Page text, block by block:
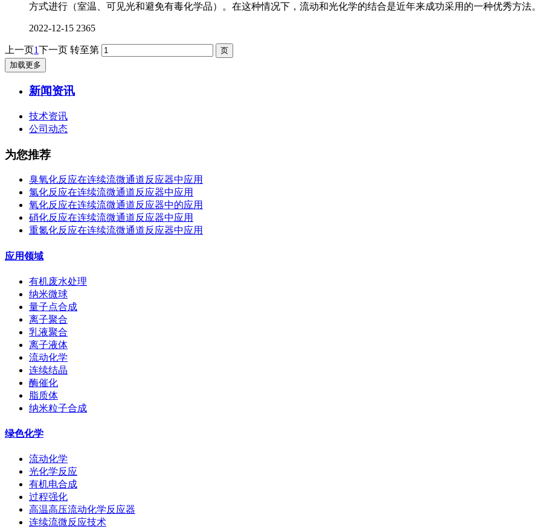
方式进行（室温、可见光和避免有毒化学品）。在这种情况下，流动和光化学的结合是近年来成功采用的一种优秀方法。
2022-12-15 2365
上一页1下一页 转至第
加载更多
新闻资讯
技术资讯
公司动态
为您推荐
臭氧化反应在连续流微通道反应器中应用
氯化反应在连续流微通道反应器中应用
氧化反应在连续流微通道反应器中的应用
硝化反应在连续流微通道反应器中应用
重氮化反应在连续流微通道反应器中应用
应用领域
有机废水处理
纳米微球
量子点合成
离子聚合
乳液聚合
离子液体
流动化学
连续结晶
酶催化
脂质体
纳米粒子合成
绿色化学
流动化学
光化学反应
有机电合成
过程强化
高温高压流动化学反应器
连续流微反应技术